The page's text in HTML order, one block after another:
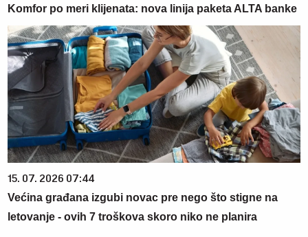
Komfor po meri klijenata: nova linija paketa ALTA banke
15. 07. 2026 07:44
Većina građana izgubi novac pre nego što stigne na
letovanje - ovih 7 troškova skoro niko ne planira